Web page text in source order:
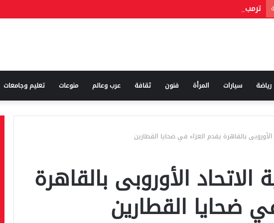
ترمب يمهد لإعلان النصر وإنهاء حرب إيران حال فتح مضيق هرمز
رياضة سيارات المرأة فنون ثقافة عرب وعالم منوعات تعليم وجامعات
بالقاهرة يقدم العزاء في ضحايا القطارين
الأوروبى بالقاهرة
ضحايا القطارين